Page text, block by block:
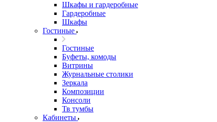
Шкафы и гардеробные
Гардеробные
Шкафы
Гостиные
Гостиные
Буфеты, комоды
Витрины
Журнальные столики
Зеркала
Композиции
Консоли
Тв тумбы
Кабинеты